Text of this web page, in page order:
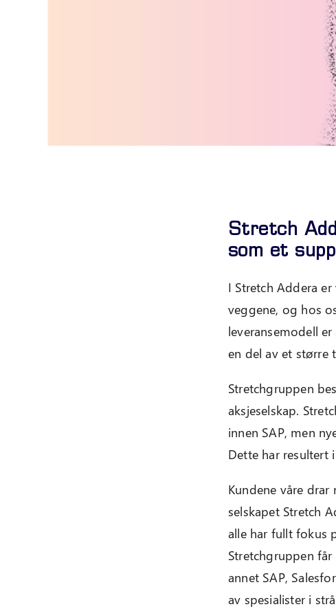
Stretch
som et
I Stretch Addera
veggene, og hos
leveransemodell
en del av et større
Stretchgruppen
aksjeselskap.
innen SAP, men
Dette har resultert
Kundene våre
selskapet Stretch
alle har fullt fokus
Stretchgruppen
annet SAP,
av spesialister i